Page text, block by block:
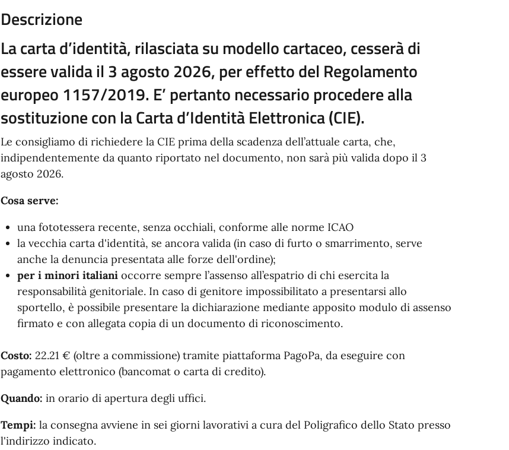
Descrizione
La carta d’identità, rilasciata sumodello cartaceo, cesserà di
essere valida il 3 agosto 2026, per effetto del Regolamento
europeo 1157/2019. E’ pertanto necessario procedere alla
sostituzione con laCarta d’Identità Elettronica (CIE).
Le consigliamo di richiedere la CIE prima della scadenza dell’attuale carta, che,
indipendentemente da quanto riportato nel documento, non sarà più valida dopo il 3
agosto 2026.
Cosa serve:
una fototessera recente, senza occhiali, conforme alle norme ICAO
la vecchia carta d'identità, se ancora valida (in caso di furto o smarrimento, serve
anche la denuncia presentata alle forze dell'ordine);
per i minori italianioccorre sempre l’assenso all’espatrio di chi esercita la
responsabilità genitoriale. In caso di genitore impossibilitato a presentarsi allo
sportello, è possibile presentare la dichiarazione mediante apposito modulo di assenso
firmato e con allegata copia di un documento di riconoscimento.
Costo: 22.21 € (oltre a commissione) tramite piattaforma PagoPa, da eseguire con
pagamento elettronico (bancomat o carta di credito).
Quando: in orario di apertura degli uffici.
Tempi: la consegna avviene in sei giorni lavorativi a cura del Poligrafico dello Stato presso
l'indirizzo indicato.